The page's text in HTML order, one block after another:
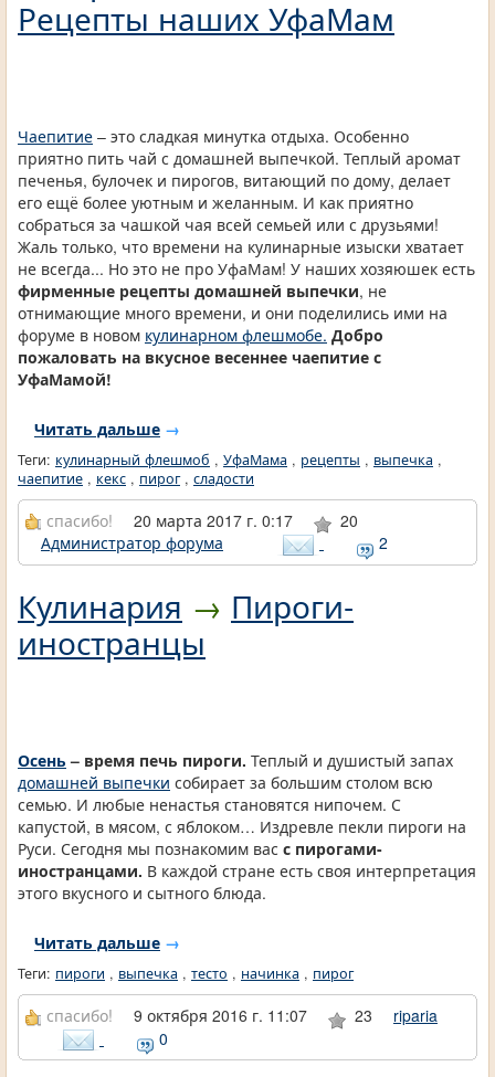
Рецепты наших УфаМам
Чаепитие – это сладкая минутка отдыха. Особенно
приятно пить чай с домашней выпечкой. Теплый аромат
печенья, булочек и пирогов, витающий по дому, делает
его ещё более уютным и желанным. И как приятно
собраться за чашкой чая всей семьей или с друзьями!
Жаль только, что времени на кулинарные изыски хватает
не всегда... Но это не про УфаМам! У наших хозяюшек есть
фирменные рецепты домашней выпечки, не
отнимающие много времени, и они поделились ими на
форуме в новом кулинарном флешмобе. Добро
пожаловать на вкусное весеннее чаепитие с
УфаМамой!
Читать дальше →
Теги: кулинарный флешмоб , УфаМама , рецепты , выпечка ,
чаепитие , кекс , пирог, сладости
спасибо! 20 марта 2017 г. 0:17
20
Администратор форума
2
Кулинария → Пироги-
иностранцы
Осень – время печь пироги. Теплый и душистый запах
домашней выпечки собирает за большим столом всю
семью. И любые ненастья становятся нипочем. С
капустой, в мясом, с яблоком… Издревле пекли пироги на
Руси. Сегодня мы познакомим вас с пирогами-
иностранцами. В каждой стране есть своя интерпретация
этого вкусного и сытного блюда.
Читать дальше →
Теги: пироги , выпечка , тесто , начинка , пирог
спасибо! 9 октября 2016 г. 11:07 23
riparia
0